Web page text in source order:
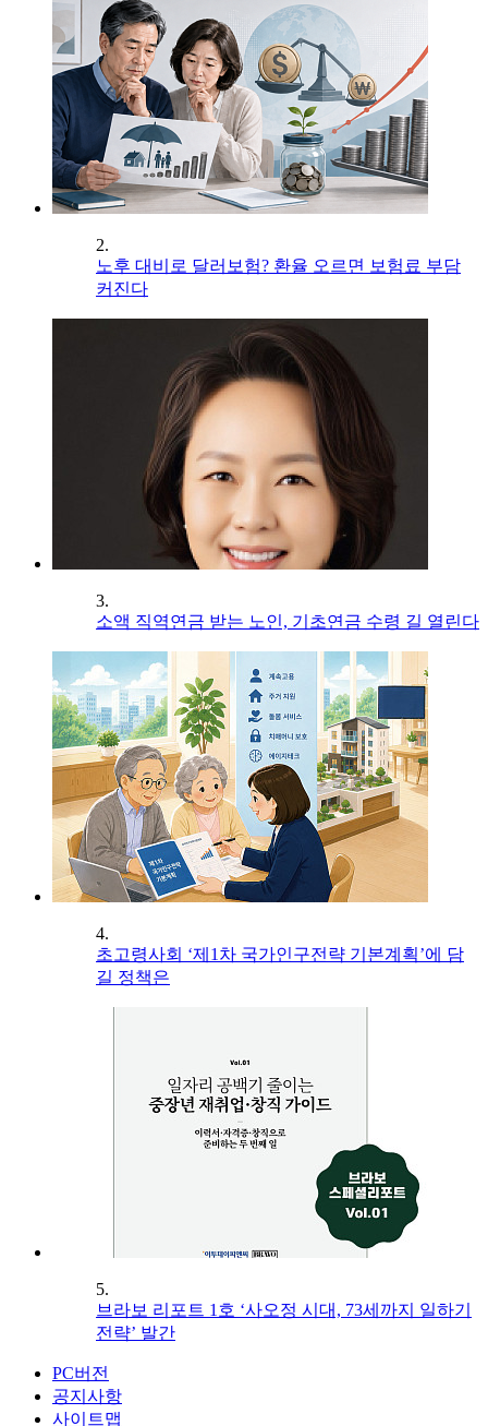
2.
노후 대비로 달러보험? 환율 오르면 보험료 부담
커진다
3.
소액 직역연금 받는 노인, 기초연금 수령 길 열린다
4.
초고령사회 ‘제1차 국가인구전략 기본계획’에 담
길 정책은
5.
브라보 리포트 1호 ‘사오정 시대, 73세까지 일하기
전략’ 발간
PC버전
공지사항
사이트맵